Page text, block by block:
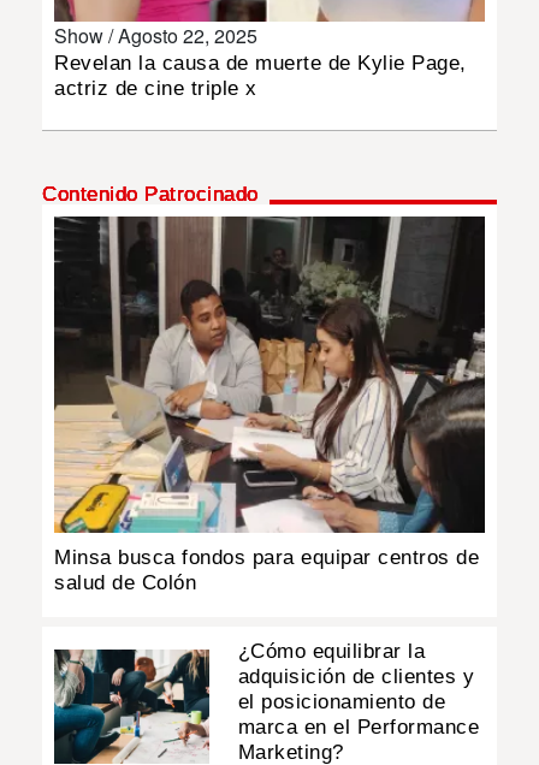
DEPORTES
MULTIMEDIA
Show /Agosto 22, 2025
Revelan la causa de muerte de Kylie Page,
actriz de cine triple x
Contenido Patrocinado
Minsa busca fondos para equipar centros de
salud de Colón
¿Cómo equilibrar la
adquisición de clientes y
el posicionamiento de
marca en el Performance
Marketing?